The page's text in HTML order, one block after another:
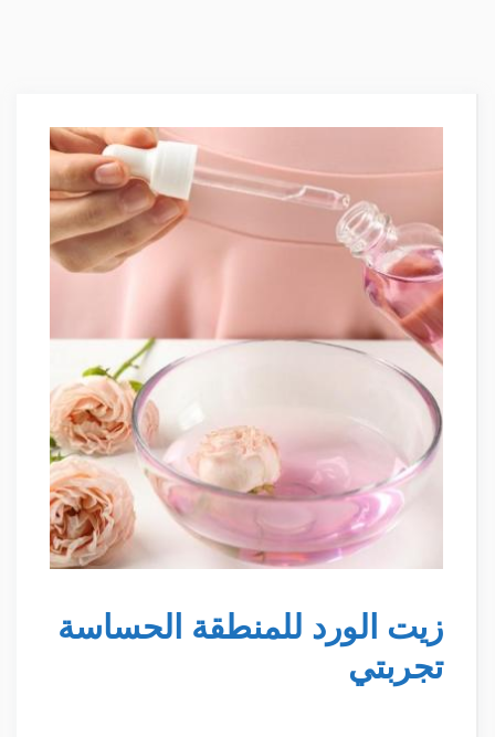
زيت الورد للمنطقة الحساسة
تجربتي